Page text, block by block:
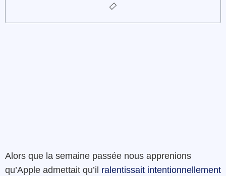
Alors que la semaine passée nous apprenions
qu’Apple admettait qu’il ralentissait intentionnellement